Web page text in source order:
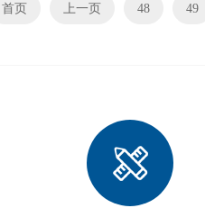
首页 上一页 48 49